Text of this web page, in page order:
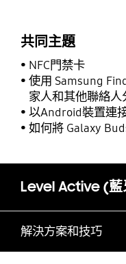
共同主題
NFC門禁卡
使用 Samsung
家人和其他聯絡
以Android裝置連
如何將 Galaxy
解決方案和技巧